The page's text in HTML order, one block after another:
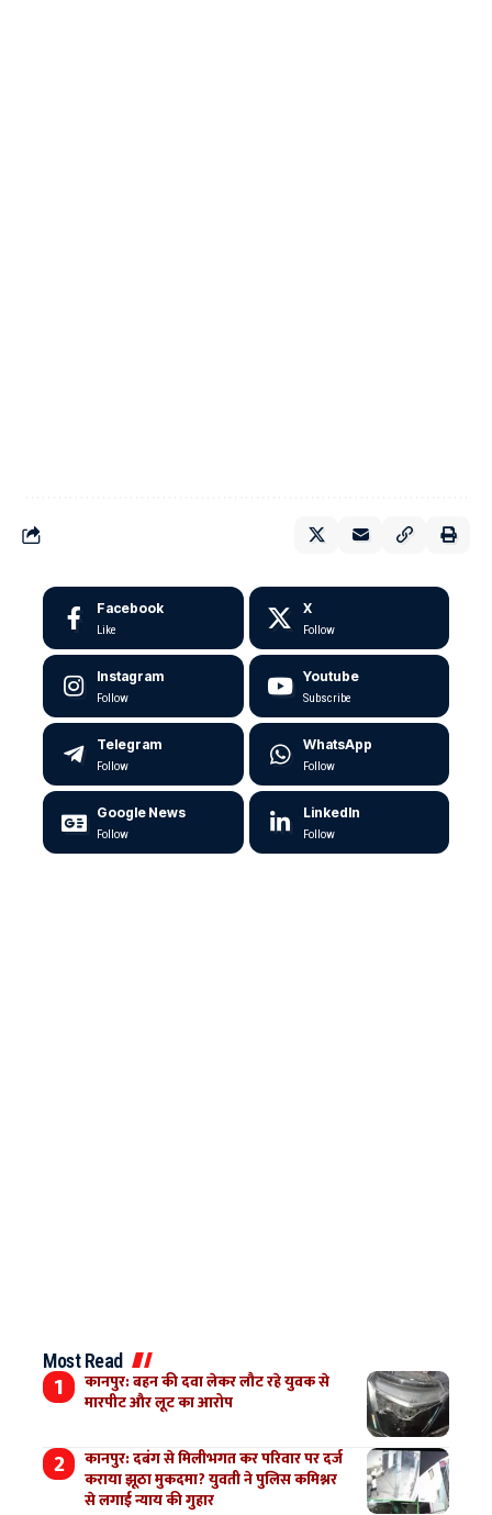
Facebook
Like
X
Follow
Instagram
Follow
Youtube
Subscribe
Telegram
Follow
WhatsApp
Follow
Google News
Follow
LinkedIn
Follow
Most Read
कानपुर: बहन की दवा लेकर लौट रहे युवक से
मारपीट और लूट का आरोप
कानपुर: दबंग से मिलीभगत कर परिवार पर दर्ज
कराया झूठा मुकदमा? युवती ने पुलिस कमिश्नर
से लगाई न्याय की गुहार